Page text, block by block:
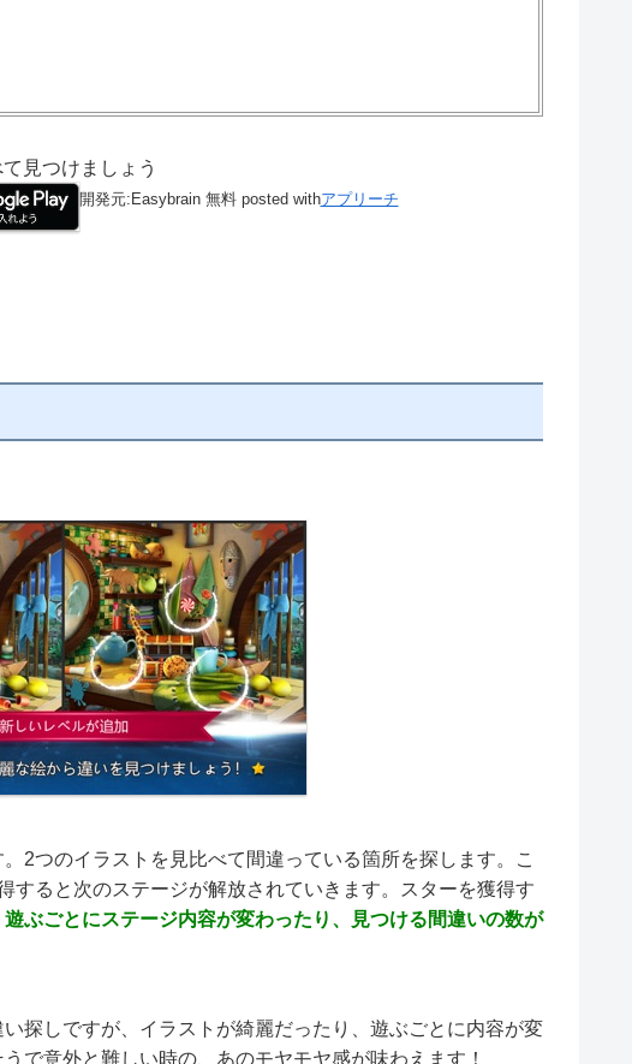
見つけましょう
開発元:Easybrain 無料 posted withアプリーチ
2つのイラストを見比べて間違っている箇所を探します。こ
すると次のステージが解放されていきます。スターを獲得す
遊ぶごとにステージ内容が変わったり、見つける間違いの数が
探しですが、イラストが綺麗だったり、遊ぶごとに内容が変
で意外と難しい時の、あのモヤモヤ感が味わえます！